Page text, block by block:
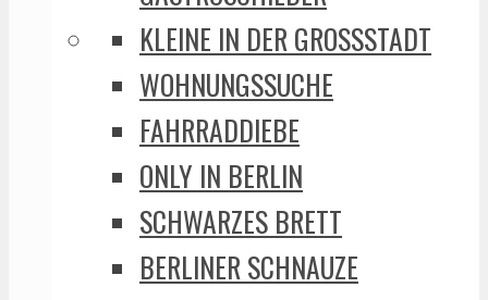
KLEINE IN DER GROSSSTADT
WOHNUNGSSUCHE
FAHRRADDIEBE
ONLY IN BERLIN
SCHWARZES BRETT
BERLINER SCHNAUZE